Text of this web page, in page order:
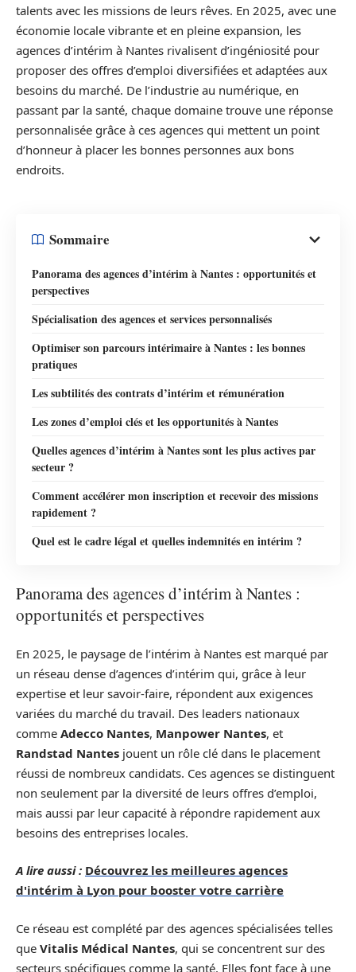
talents avec les missions de leurs rêves. En 2025, avec une
économie locale vibrante et en pleine expansion, les
agences d’intérim à Nantes rivalisent d’ingéniosité pour
proposer des offres d’emploi diversifiées et adaptées aux
besoins du marché. De l’industrie au numérique, en
passant par la santé, chaque domaine trouve une réponse
personnalisée grâce à ces agences qui mettent un point
d’honneur à placer les bonnes personnes aux bons
endroits.
Sommaire
Panorama des agences d’intérim à Nantes : opportunités et
perspectives
Spécialisation des agences et services personnalisés
Optimiser son parcours intérimaire à Nantes : les bonnes
pratiques
Les subtilités des contrats d’intérim et rémunération
Les zones d’emploi clés et les opportunités à Nantes
Quelles agences d’intérim à Nantes sont les plus actives par
secteur ?
Comment accélérer mon inscription et recevoir des missions
rapidement ?
Quel est le cadre légal et quelles indemnités en intérim ?
Panorama des agences d’intérim à Nantes :
opportunités et perspectives
En 2025, le paysage de l’intérim à Nantes est marqué par
un réseau dense d’agences d’intérim qui, grâce à leur
expertise et leur savoir-faire, répondent aux exigences
variées du marché du travail. Des leaders nationaux
comme Adecco Nantes, Manpower Nantes, et
Randstad Nantes jouent un rôle clé dans le placement
réussi de nombreux candidats. Ces agences se distinguent
non seulement par la diversité de leurs offres d’emploi,
mais aussi par leur capacité à répondre rapidement aux
besoins des entreprises locales.
A lire aussi : Découvrez les meilleures agences
d'intérim à Lyon pour booster votre carrière
Ce réseau est complété par des agences spécialisées telles
que Vitalis Médical Nantes, qui se concentrent sur des
secteurs spécifiques comme la santé. Elles font face à une